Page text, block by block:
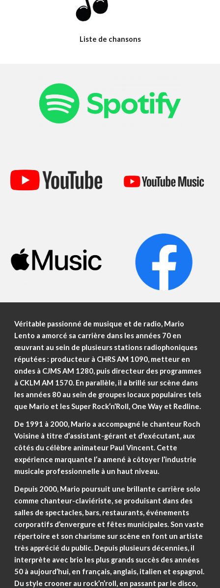
Liste de chansons
Véritable passionné de musique et de radio, Mario
Lento a amorcé sa carrière dans les années 70 en
œuvrant au sein de plusieurs stations radiophoniques
réputées : producteur à CHRS AM 1090, metteur en
ondes à CJMS AM 1280, puis directeur des programmes
à CKLM AM 1570. En parallèle, il a brillé sur scène dans
les années 80 au sein de groupes locaux populaires tels
que Mario et les Super Rock’n’Roll, One Way et Redline.
De 1991 à 2000, Mario a accompagné le chanteur Roch
Voisine à titre d’assistant-gérant et d’exécutant, aux
côtés du célèbre animateur Paul Vincent. Cette
expérience marquante l’a amené à côtoyer l’industrie
musicale professionnelle à un haut niveau.
Depuis 2000, Mario poursuit une brillante carrière solo
comme chanteur-claviériste, se produisant dans des
salles de spectacles, bars, restaurants, événements
corporatifs d’envergure et fêtes municipales. Son vaste
répertoire et son charisme sur scène en font un artiste
très apprécié du public. Depuis plusieurs décennies, il
interprète avec brio les plus grands succès des années
50 à aujourd’hui, en français, anglais, italien et espagnol.
Du style crooner au rock’n’roll, en passant par le disco,